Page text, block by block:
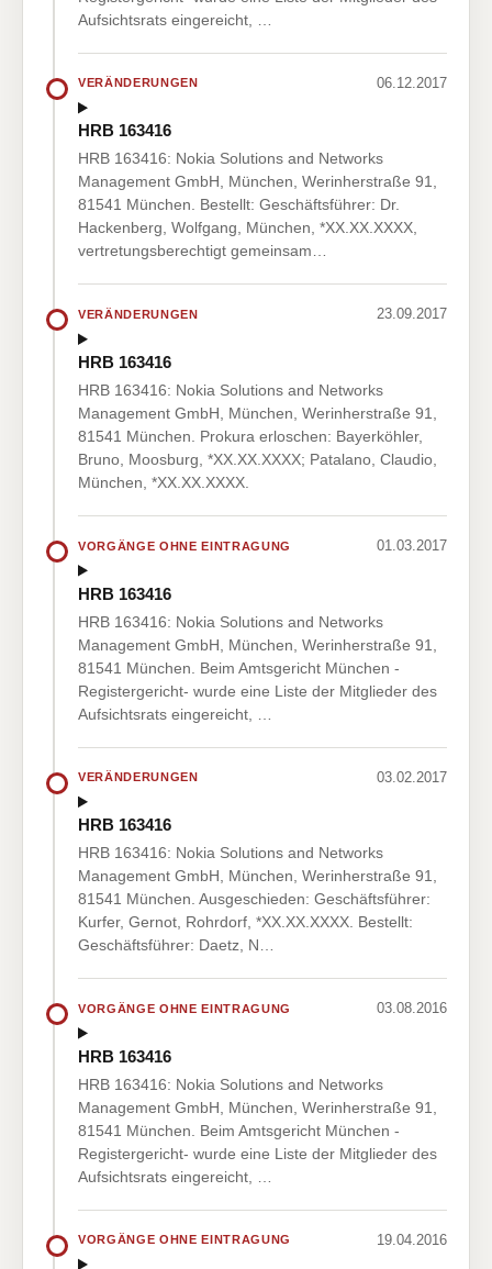
Aufsichtsrats eingereicht, …
VERÄNDERUNGEN 06.12.2017
HRB 163416
HRB 163416: Nokia Solutions and Networks
Management GmbH, München, Werinherstraße 91,
81541 München. Bestellt: Geschäftsführer: Dr.
Hackenberg, Wolfgang, München, *XX.XX.XXXX,
vertretungsberechtigt gemeinsam…
VERÄNDERUNGEN 23.09.2017
HRB 163416
HRB 163416: Nokia Solutions and Networks
Management GmbH, München, Werinherstraße 91,
81541 München. Prokura erloschen: Bayerköhler,
Bruno, Moosburg, *XX.XX.XXXX; Patalano, Claudio,
München, *XX.XX.XXXX.
VORGÄNGE OHNE EINTRAGUNG 01.03.2017
HRB 163416
HRB 163416: Nokia Solutions and Networks
Management GmbH, München, Werinherstraße 91,
81541 München. Beim Amtsgericht München -
Registergericht- wurde eine Liste der Mitglieder des
Aufsichtsrats eingereicht, …
VERÄNDERUNGEN 03.02.2017
HRB 163416
HRB 163416: Nokia Solutions and Networks
Management GmbH, München, Werinherstraße 91,
81541 München. Ausgeschieden: Geschäftsführer:
Kurfer, Gernot, Rohrdorf, *XX.XX.XXXX. Bestellt:
Geschäftsführer: Daetz, N…
VORGÄNGE OHNE EINTRAGUNG 03.08.2016
HRB 163416
HRB 163416: Nokia Solutions and Networks
Management GmbH, München, Werinherstraße 91,
81541 München. Beim Amtsgericht München -
Registergericht- wurde eine Liste der Mitglieder des
Aufsichtsrats eingereicht, …
VORGÄNGE OHNE EINTRAGUNG 19.04.2016